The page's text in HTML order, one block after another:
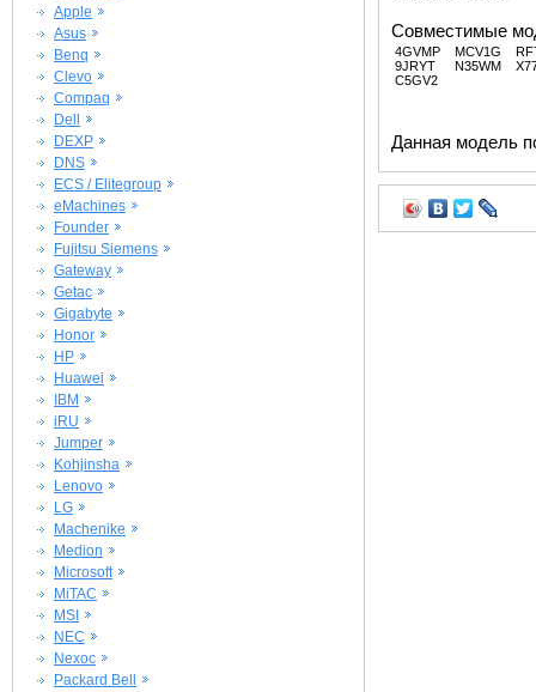
Apple
Asus
Benq
Clevo
Compaq
Dell
DEXP
DNS
ECS / Elitegroup
eMachines
Founder
Fujitsu Siemens
Gateway
Getac
Gigabyte
Honor
HP
Huawei
IBM
iRU
Jumper
Kohjinsha
Lenovo
LG
Machenike
Medion
Microsoft
MiTAC
MSI
NEC
Nexoc
Packard Bell
Совместимые
4GVMP
9JRYT
C5GV2
MCV1G
N35WM
Данная модель